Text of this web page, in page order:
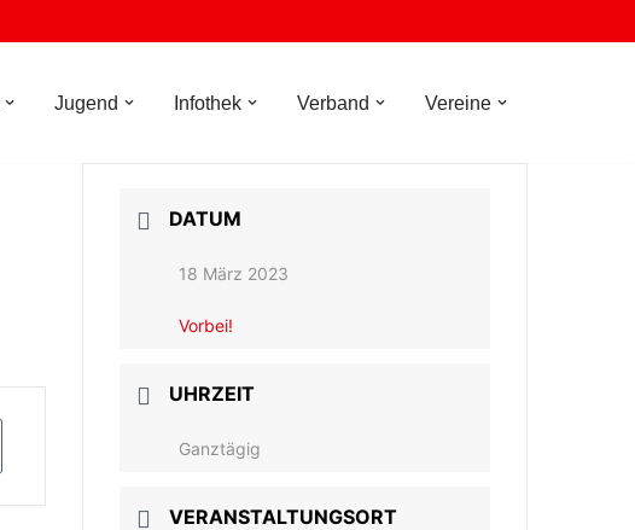
Jugend Infothek Verband Vereine
DATUM
18 März 2023
Vorbei!
UHRZEIT
Ganztägig
VERANSTALTUNGSORT